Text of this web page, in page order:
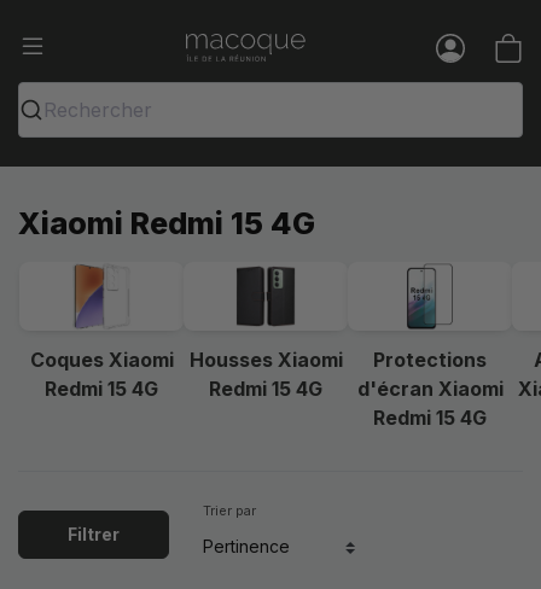
Ma Coque - Coques et Accessoires
Rechercher
Xiaomi Redmi 15 4G
Coques Xiaomi
Redmi 15 4G
Housses Xiaomi
Redmi 15 4G
Protections
d'écran Xiaomi
Redmi 15 4G
Filtrer
Trier par